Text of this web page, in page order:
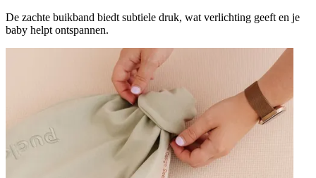
De zachte buikband biedt subtiele druk, wat verlichting geeft en je
baby helpt ontspannen.